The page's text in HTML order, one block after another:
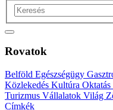
Rovatok
Belföld Egészségügy
Közlekedés Kultúra Oktatás
Turizmus Vállalatok Világ
Címkék